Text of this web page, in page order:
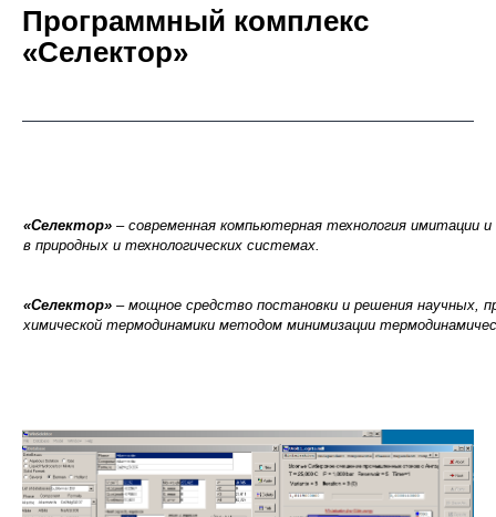
Программный комплекс
«Селектор»
«Селектор» – современная компьютерная технология имитации
в природных и технологических системах.
«Селектор» – мощное средство постановки и решения научных,
химической термодинамики методом минимизации